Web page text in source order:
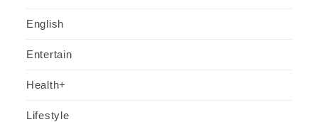
English
Entertain
Health+
Lifestyle